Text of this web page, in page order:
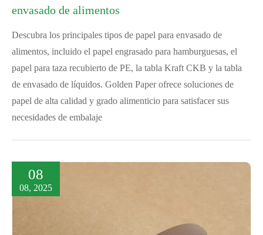
envasado de alimentos
Descubra los principales tipos de papel para envasado de
alimentos, incluido el papel engrasado para hamburguesas, el
papel para taza recubierto de PE, la tabla Kraft CKB y la tabla
de envasado de líquidos. Golden Paper ofrece soluciones de
papel de alta calidad y grado alimenticio para satisfacer sus
necesidades de embalaje
08
08, 2025